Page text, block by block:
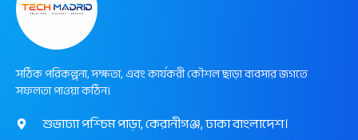
সঠিক পরিকল্পনা, দক্ষতা, এবং কার্যকরী কৌশল ছাড়া ব্যবসার জগতে
সফলতা পাওয়া কঠিন।
শুভাঢ্যা পশ্চিম পাড়া, কেরানীগঞ্জ, ঢাকা বাংলাদেশ।